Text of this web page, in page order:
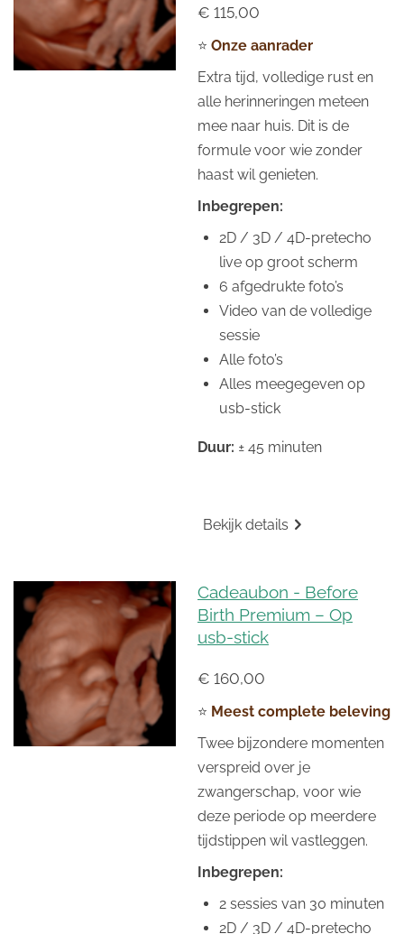
€ 115,00
⭐ Onze aanrader
Extra tijd, volledige rust en
alle herinneringen meteen
mee naar huis. Dit is de
formule voor wie zonder
haast wil genieten.
Inbegrepen:
2D / 3D / 4D-pretecho
live op groot scherm
6 afgedrukte foto’s
Video van de volledige
sessie
Alle foto’s
Alles meegegeven op
usb-stick
Duur: ± 45 minuten
Bekijk details
Cadeaubon - Before
Birth Premium – Op
usb-stick
€ 160,00
⭐ Meest complete beleving
Twee bijzondere momenten
verspreid over je
zwangerschap, voor wie
deze periode op meerdere
tijdstippen wil vastleggen.
Inbegrepen:
2 sessies van 30 minuten
2D / 3D / 4D-pretecho